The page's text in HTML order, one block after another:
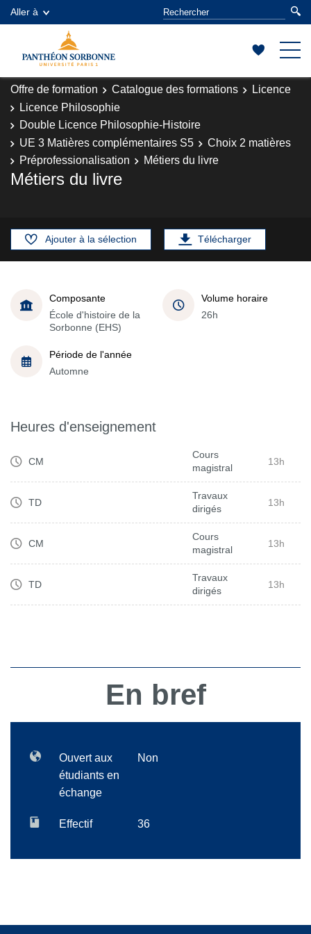
Aller à
Offre de formation Catalogue des formations
Licence
Licence Philosophie
Double Licence Philosophie-Histoire
UE 3 Matières complémentaires S5
Choix 2 matières
Préprofessionalisation
Métiers du livre
Métiers du livre
Ajouter à la sélection Télécharger
Composante
École d'histoire de la
Sorbonne (EHS)
Volume horaire
26h
Période de l'année
Automne
Heures d'enseignement
CM
Cours
magistral
13h
TD
Travaux
dirigés
13h
CM
Cours
magistral
13h
TD
Travaux
dirigés
13h
En bref
Ouvert aux
étudiants en
échange
Non
Effectif 36